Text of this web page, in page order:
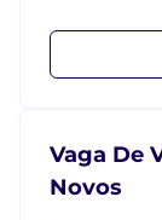
Vaga De
Novos